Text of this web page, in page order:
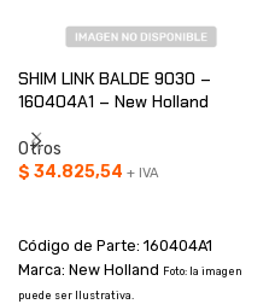
SHIM LINK BALDE 9030 –
160404A1 – New Holland
Otros
$ 34.825,54 + IVA
Código de Parte: 160404A1
Marca: New Holland Foto: la imagen
puede ser Ilustrativa.